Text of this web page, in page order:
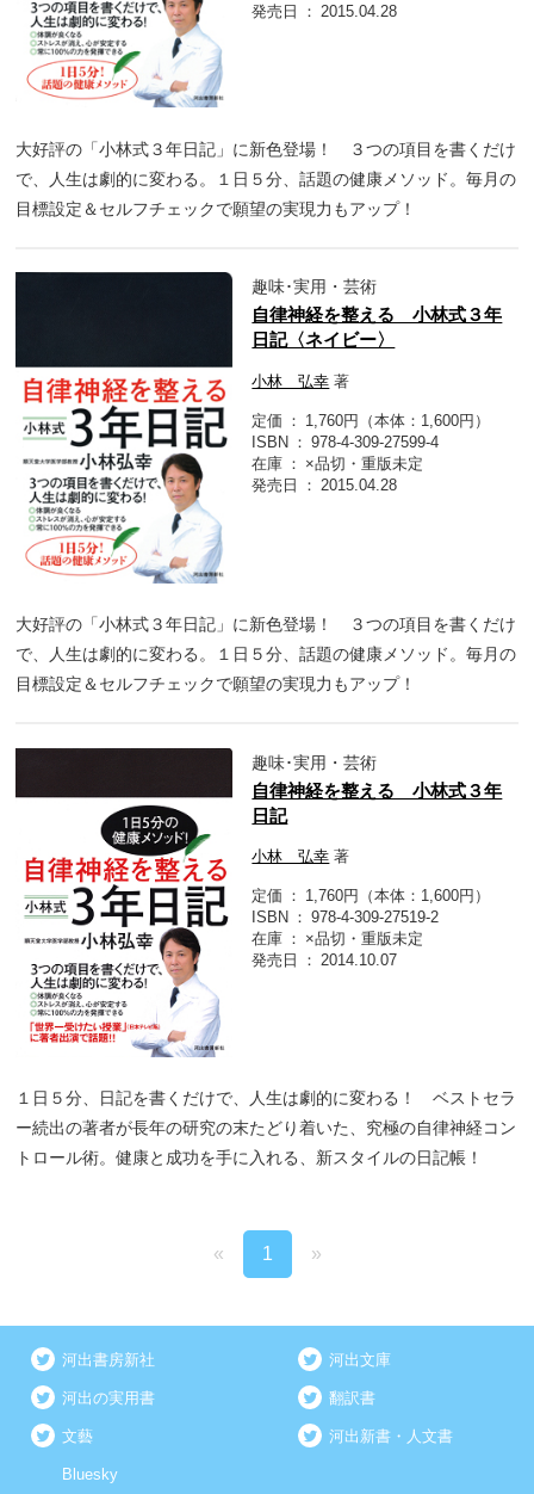
発売日
2015.04.28
大好評の「小林式３年日記」に新色登場！ ３つの項目を書くだけ
で、人生は劇的に変わる。１日５分、話題の健康メソッド。毎月の
目標設定＆セルフチェックで願望の実現力もアップ！
趣味･実用・芸術
自律神経を整える 小林式３年
日記〈ネイビー〉
小林 弘幸 著
定価
1,760円（本体：1,600円）
ISBN
978-4-309-27599-4
在庫
×品切・重版未定
発売日
2015.04.28
大好評の「小林式３年日記」に新色登場！ ３つの項目を書くだけ
で、人生は劇的に変わる。１日５分、話題の健康メソッド。毎月の
目標設定＆セルフチェックで願望の実現力もアップ！
趣味･実用・芸術
自律神経を整える 小林式３年
日記
小林 弘幸 著
定価
1,760円（本体：1,600円）
ISBN
978-4-309-27519-2
在庫
×品切・重版未定
発売日
2014.10.07
１日５分、日記を書くだけで、人生は劇的に変わる！ ベストセラ
ー続出の著者が長年の研究の末たどり着いた、究極の自律神経コン
トロール術。健康と成功を手に入れる、新スタイルの日記帳！
« 1 »
河出書房新社 河出文庫
河出の実用書 翻訳書
文藝 河出新書・人文書
Bluesky